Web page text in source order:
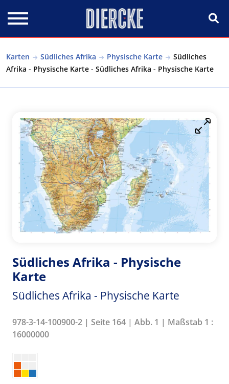
Karten Südliches Afrika Physische Karte
Südliches
Afrika - Physische Karte - Südliches Afrika - Physische Karte
Südliches Afrika - Physische
Karte
Südliches Afrika - Physische Karte
978-3-14-100900-2 | Seite 164 | Abb. 1 | Maßstab 1 :
16000000